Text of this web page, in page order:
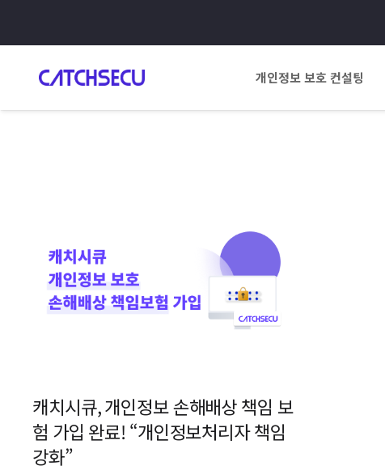
개인정보 보호 컨설팅
캐치시큐, 개인정보 손해배상 책임 보
험 가입 완료! “개인정보처리자 책임
강화”